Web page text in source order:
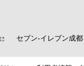
セブン‐イレブン成都